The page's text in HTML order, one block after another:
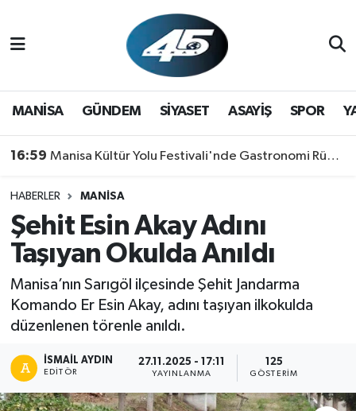
MANİSA GÜNDEM SİYASET ASAYİŞ SPOR
16:59 Manisa Kültür Yolu Festivali'nde Gastronomi Rüzgarı: Lezzetin Yıldızı "Manisa Kebabı" Oldu!
HABERLER MANİSA
Şehit Esin Akay Adını
Taşıyan Okulda Anıldı
Manisa’nın Sarıgöl ilçesinde Şehit Jandarma
Komando Er Esin Akay, adını taşıyan ilkokulda
düzenlenen törenle anıldı.
İSMAIL AYDIN
EDITÖR
27.11.2025 - 17:11
YAYINLANMA
125
GÖSTERIM
GÜNDEM
SPOR
YAŞAM
RESMİ REKLAM
Hava Durumu
Trafik Durumu
Son Dakika Haberleri
Haber Arşivi